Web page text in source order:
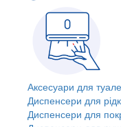
Аксесуари для
Диспенсери для
Диспенсери для